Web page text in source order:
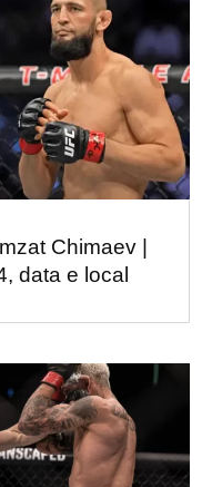
Chimaev |
data e local